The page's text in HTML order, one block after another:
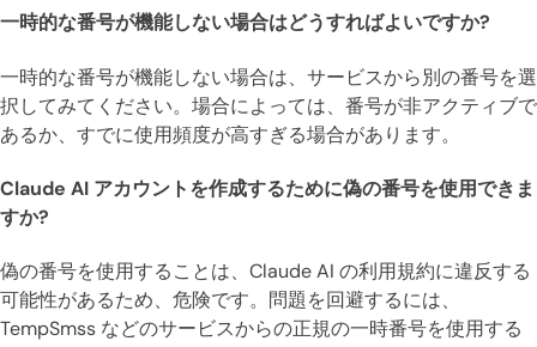
一時的な番号が機能しない場合はどうすればよいですか?
一時的な番号が機能しない場合は、サービスから別の番号を選
択してみてください。場合によっては、番号が非アクティブで
あるか、すでに使用頻度が高すぎる場合があります。
Claude AI アカウントを作成するために偽の番号を使用できま
すか?
偽の番号を使用することは、Claude AI の利用規約に違反する
可能性があるため、危険です。問題を回避するには、
TempSmss などのサービスからの正規の一時番号を使用する